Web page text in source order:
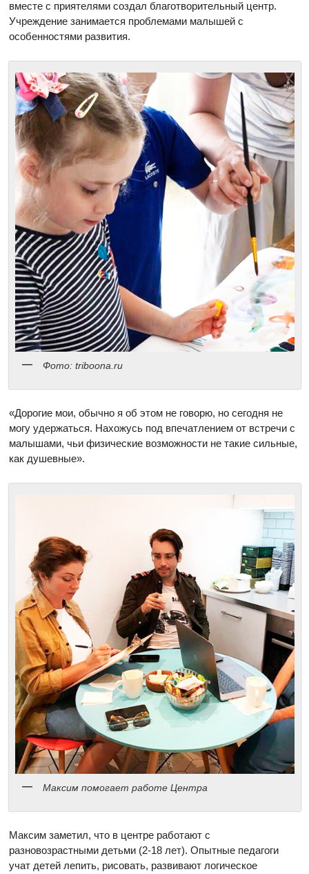
вместе с приятелями создал благотворительный центр.
Учреждение занимается проблемами малышей с
особенностями развития.
Фото: triboona.ru
«Дорогие мои, обычно я об этом не говорю, но сегодня не
могу удержаться. Нахожусь под впечатлением от встречи с
малышами, чьи физические возможности не такие сильные,
как душевные».
Максим помогает работе Центра
Максим заметил, что в центре работают с
разновозрастными детьми (2-18 лет). Опытные педагоги
учат детей лепить, рисовать, развивают логическое